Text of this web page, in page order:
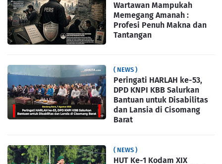
Wartawan Mampukah
Memegang Amanah :
Profesi Penuh Makna dan
Tantangan
( NEWS )
Peringati HARLAH ke-53,
DPD KNPI KBB Salurkan
Bantuan untuk Disabilitas
dan Lansia di Cisomang
Barat
( NEWS )
HUT Ke-1 Kodam XIX